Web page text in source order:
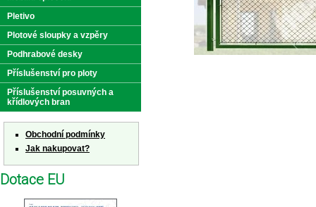
Pletivo
Plotové sloupky a vzpěry
Podhrabové desky
Příslušenství pro ploty
Příslušenství posuvných a
křídlových bran
Obchodní podmínky
Jak nakupovat?
Dotace EU